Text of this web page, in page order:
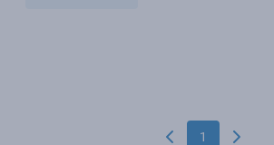
1